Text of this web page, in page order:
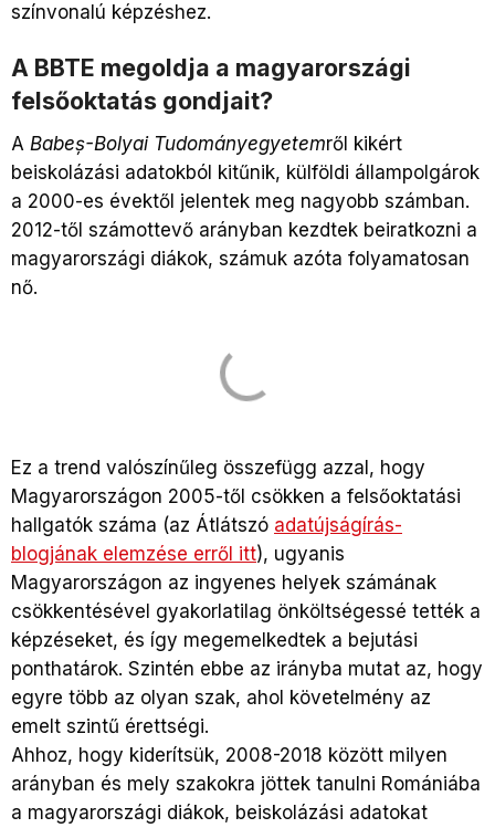
színvonalú képzéshez.
A BBTE megoldja a magyarországi
felsőoktatás gondjait?
A Babeș-Bolyai Tudományegyetemről kikért
beiskolázási adatokból kitűnik, külföldi állampolgárok
a 2000-es évektől jelentek meg nagyobb számban.
2012-től számottevő arányban kezdtek beiratkozni a
magyarországi diákok, számuk azóta folyamatosan
nő.
Ez a trend valószínűleg összefügg azzal, hogy
Magyarországon 2005-től csökken a felsőoktatási
hallgatók száma (az Átlátszó adatújságírás-
blogjának elemzése erről itt), ugyanis
Magyarországon az ingyenes helyek számának
csökkentésével gyakorlatilag önköltségessé tették a
képzéseket, és így megemelkedtek a bejutási
ponthatárok. Szintén ebbe az irányba mutat az, hogy
egyre több az olyan szak, ahol követelmény az
emelt szintű érettségi.
Ahhoz, hogy kiderítsük, 2008-2018 között milyen
arányban és mely szakokra jöttek tanulni Romániába
a magyarországi diákok, beiskolázási adatokat